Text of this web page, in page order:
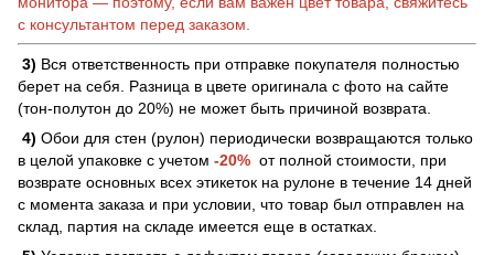
с консультантом перед заказом.
3) Вся ответственность при отправке покупателя полностью
берет на себя. Разница в цвете оригинала с фото на сайте
(тон-полутон до 20%) не может быть причиной возврата.
4) Обои для стен (рулон) периодически возвращаются только
в целой упаковке с учетом -20% от полной стоимости, при
возврате основных всех этикеток на рулоне в течение 14 дней
с момента заказа и при условии, что товар был отправлен на
склад, партия на складе имеется еще в остатках.